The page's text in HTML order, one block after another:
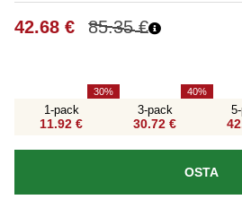
85.35€
42.68 €
1-pack
11.92 €
30
3-pack
30.72 €
40
OSTA